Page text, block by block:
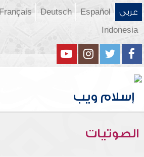
عربي Español
Deutsch
Français
Indonesia
الصوتيات